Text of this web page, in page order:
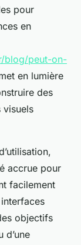
pour
en
blog/peut-on-
en lumière
des
visuels
accrue pour
facilement
objectifs
d’une